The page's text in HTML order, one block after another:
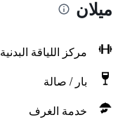
ميلان
مركز اللياقة البدنية
بار / صالة
خدمة الغرف